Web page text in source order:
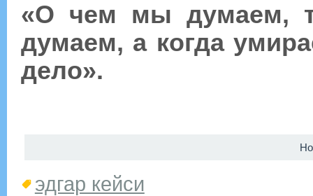
«О чем мы думаем,
думаем, а когда
дело».
эдгар кейси